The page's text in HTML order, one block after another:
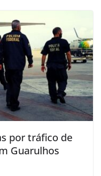
por tráfico de
Guarulhos